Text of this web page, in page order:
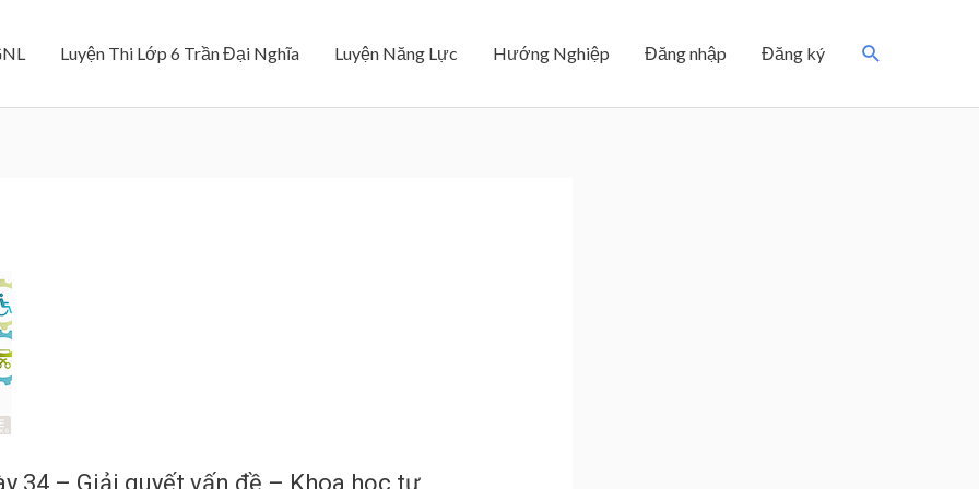
Luyện Thi Lớp 6 Trần Đại Nghĩa Luyện Năng Lực Hướng Nghiệp Đăng nhập Đăng ký Search
34 – Giải quyết vấn đề – Khoa học tự